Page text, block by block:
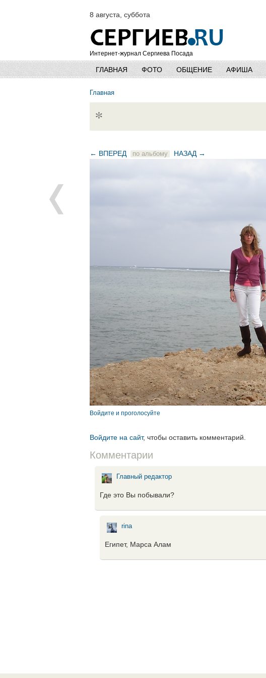
8 августа, суббота
Интернет-журнал Сергиева Посада
ГЛАВНАЯ ФОТО ОБЩЕНИЕ АФИША
Главная
*
← ВПЕРЕД по альбому НАЗАД →
Войдите и проголосуйте
Войдите на сайт, чтобы оставить комментарий.
Комментарии
Главный редактор
Где это Вы побывали?
rina
Египет, Марса Алам